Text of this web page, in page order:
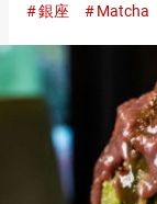
店の『HIIRAGI
銀座 Matcha